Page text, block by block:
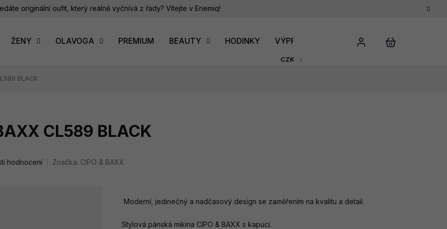
originální oufit, který reálně vyčnívá z řady? Vítejte v Enemiq!
CZK
ŽENY OLAVOGA PREMIUM BEAUTY HODINKY VÝPRODEJ DÁRKOVÝ POUKAZ
BLACK
CL589 BLACK
hodnocení Značka: CIPO & BAXX
Moderní, jedinečný a nadčasový design se zaměřením na kvalitu a detail.
Stylová pánská mikina CIPO & BAXX s kapucí.